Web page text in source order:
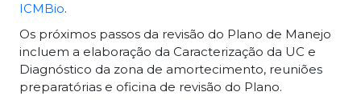
ICMBio.
Os próximos passos da revisão do Plano de Manejo
incluem a elaboração da Caracterização da UC e
Diagnóstico da zona de amortecimento, reuniões
preparatórias e oficina de revisão do Plano.